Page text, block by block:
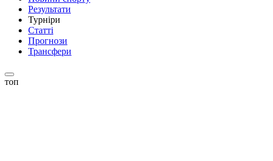
Результати
Турніри
Статті
Прогнози
Трансфери
топ